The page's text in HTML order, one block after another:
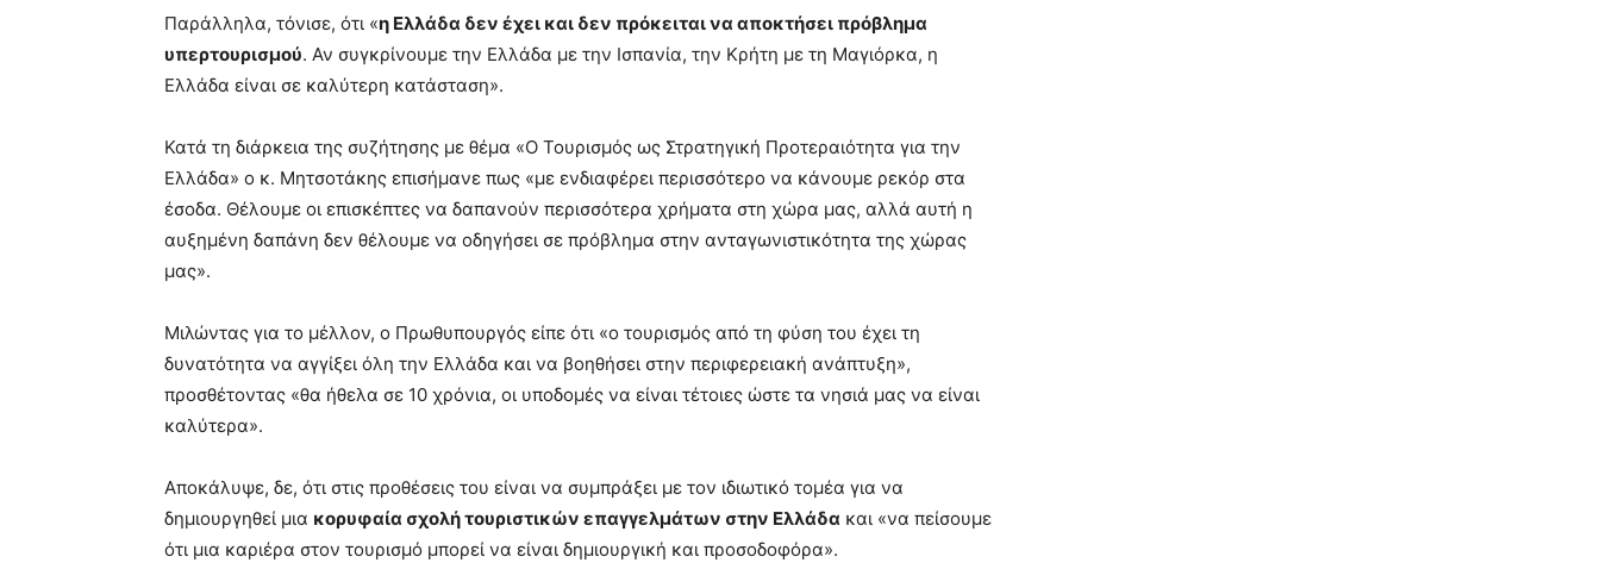
Παράλληλα, τόνισε, ότι «η Ελλάδα δεν έχει και δεν πρόκειται να αποκτήσει πρόβλημα
υπερτουρισμού. Αν συγκρίνουμε την Ελλάδα με την Ισπανία, την Κρήτη με τη Μαγιόρκα, η
Ελλάδα είναι σε καλύτερη κατάσταση».
Κατά τη διάρκεια της συζήτησης με θέμα «Ο Τουρισμός ως Στρατηγική Προτεραιότητα για την
Ελλάδα» ο κ. Μητσοτάκης επισήμανε πως «με ενδιαφέρει περισσότερο να κάνουμε ρεκόρ στα
έσοδα. Θέλουμε οι επισκέπτες να δαπανούν περισσότερα χρήματα στη χώρα μας, αλλά αυτή η
αυξημένη δαπάνη δεν θέλουμε να οδηγήσει σε πρόβλημα στην ανταγωνιστικότητα της χώρας
μας».
Μιλώντας για το μέλλον, ο Πρωθυπουργός είπε ότι «ο τουρισμός από τη φύση του έχει τη
δυνατότητα να αγγίξει όλη την Ελλάδα και να βοηθήσει στην περιφερειακή ανάπτυξη»,
προσθέτοντας «θα ήθελα σε 10 χρόνια, οι υποδομές να είναι τέτοιες ώστε τα νησιά μας να είναι
καλύτερα».
Αποκάλυψε, δε, ότι στις προθέσεις του είναι να συμπράξει με τον ιδιωτικό τομέα για να
δημιουργηθεί μια κορυφαία σχολή τουριστικών επαγγελμάτων στην Ελλάδα και «να πείσουμε
ότι μια καριέρα στον τουρισμό μπορεί να είναι δημιουργική και προσοδοφόρα».